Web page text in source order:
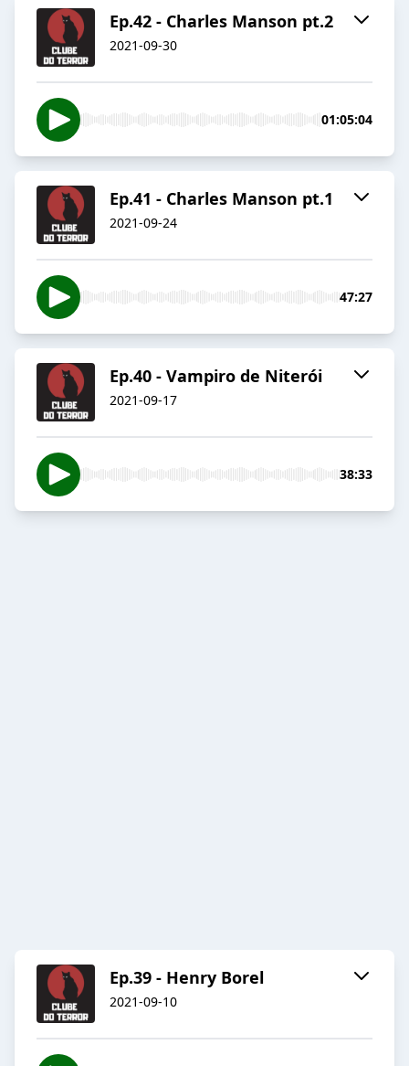
Ep.42 - Charles Manson pt.2
2021-09-30
01:05:04
Ep.41 - Charles Manson pt.1
2021-09-24
47:27
Ep.40 - Vampiro de Niterói
2021-09-17
38:33
Ep.39 - Henry Borel
2021-09-10